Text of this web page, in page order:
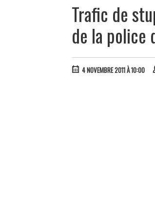
Trafic de
de la police
4 NOVEMBRE 2011 À 10:00